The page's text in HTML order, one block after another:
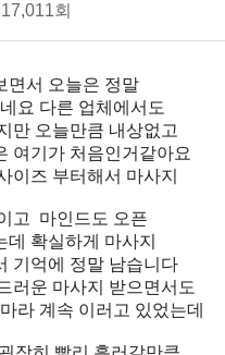
17,011회
면서 오늘은 정말
요 다른 업체에서도
만 오늘만큼 내상없고
여기가 처음인거같아요
이즈 부터해서 마사지
고 마인드도 오픈
데 확실하게 마사지
기억에 정말 남습니다
러운 마사지 받으면서도
라 계속 이러고 있었는데